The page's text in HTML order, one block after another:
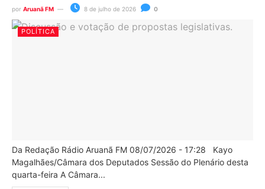
por Aruanã FM 8 de julho de 2026 0
POLÍTICA
Da Redação Rádio Aruanã FM 08/07/2026 - 17:28 Kayo
Magalhães/Câmara dos Deputados Sessão do Plenário desta
quarta-feira A Câmara...